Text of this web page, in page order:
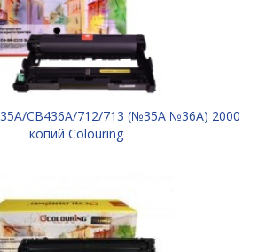
CB436A/712/713 (№35A №36A) 2000
копий Colouring